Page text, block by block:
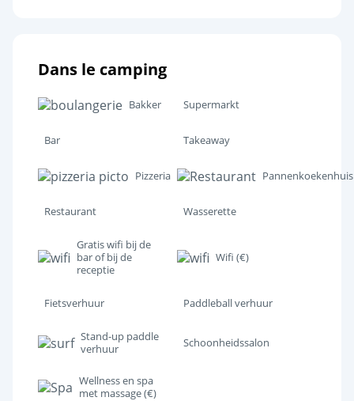
Spanje
Dans le camping
Bakker Supermarkt
Bar Takeaway
Pizzeria Pannenkoekenhuis
Restaurant Wasserette
Gratis wifi bij de
bar of bij de
receptie
Wifi (€)
Fietsverhuur Paddleball verhuur
Stand-up paddle
verhuur
Schoonheidssalon
Wellness en spa
met massage (€)